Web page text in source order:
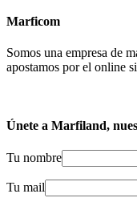
Marficom
Somos una empresa de
apostamos por el online
Únete a Marfiland,
Tu nombre
Tu mail